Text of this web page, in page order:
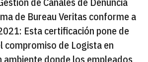
de Bureau Veritas conforme a
Esta certificación pone de
compromiso de Logista en
ambiente donde los empleados